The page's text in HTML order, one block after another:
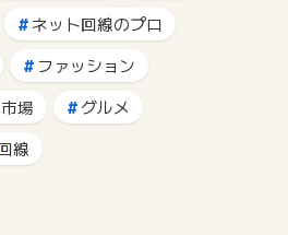
ネット回線のプロ
ファッション
場
グルメ
線